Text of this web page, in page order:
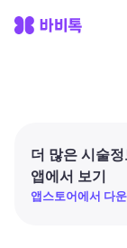
더 많은 시술
앱에서 보기
앱스토어에서 다